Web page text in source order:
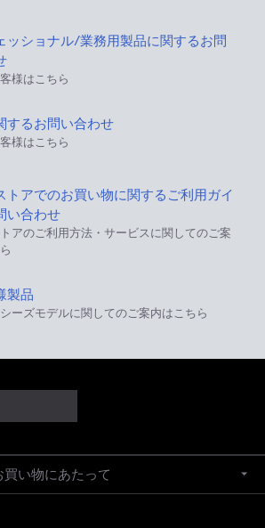
ッショナル/業務用製品に関するお問
様はこちら
するお問い合わせ
様はこちら
トアでのお買い物に関するご利用ガイ
い合わせ
アのご利用方法・サービスに関してのご案
製品
ーズモデルに関してのご案内はこちら
い物にあたって